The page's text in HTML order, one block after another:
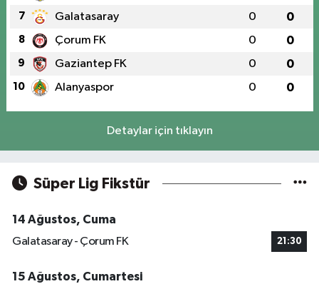
7 Galatasaray 0 0
8 Çorum FK 0 0
9 Gaziantep FK 0 0
10 Alanyaspor 0 0
Detaylar için tıklayın
Süper Lig Fikstür
14 Ağustos, Cuma
Galatasaray - Çorum FK
21:30
15 Ağustos, Cumartesi